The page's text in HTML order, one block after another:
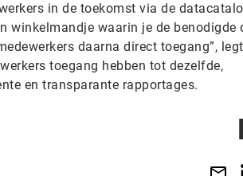
in de toekomst via de
winkelmandje waarin je de benodigde
daarna direct toegang”,
toegang hebben tot dezelfde,
en transparante rapportages.